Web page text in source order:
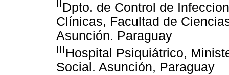
IIDpto. de Control de
Clínicas, Facultad de
Asunción. Paraguay
IIIHospital Psiquiátrico,
Social. Asunción, Paraguay